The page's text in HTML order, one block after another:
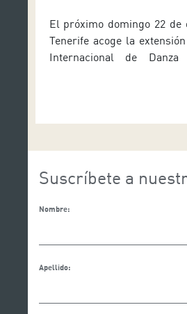
El próximo domingo 22 de
Tenerife acoge la
Internacional de Danza
(Taiwán). Todos los
Suscríbete a
Nombre:
Apellido: